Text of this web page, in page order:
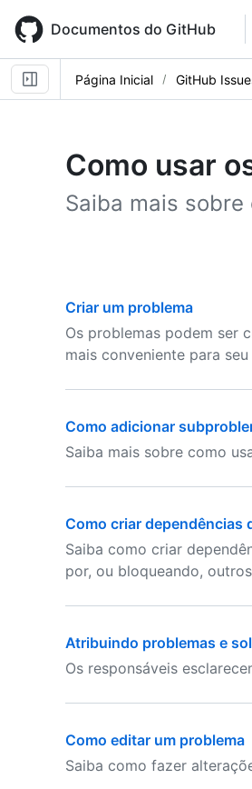
main
content
Documentos do GitHub
Página Inicial GitHub
Como usar
Saiba mais
Criar um problema
Os problemas podem ser
mais conveniente para
Como adicionar
Saiba mais sobre como
Como criar dependências
Saiba como criar
por, ou bloqueando,
Atribuindo problemas e
Os responsáveis
Como editar um problema
Saiba como fazer